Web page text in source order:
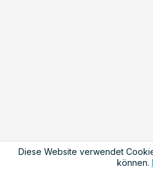
Diese Website verwendet
können.